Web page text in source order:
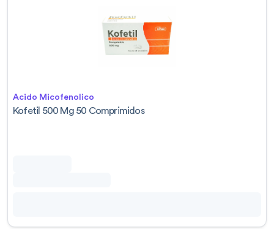
Acido Micofenolico
Kofetil 500 Mg 50 Comprimidos